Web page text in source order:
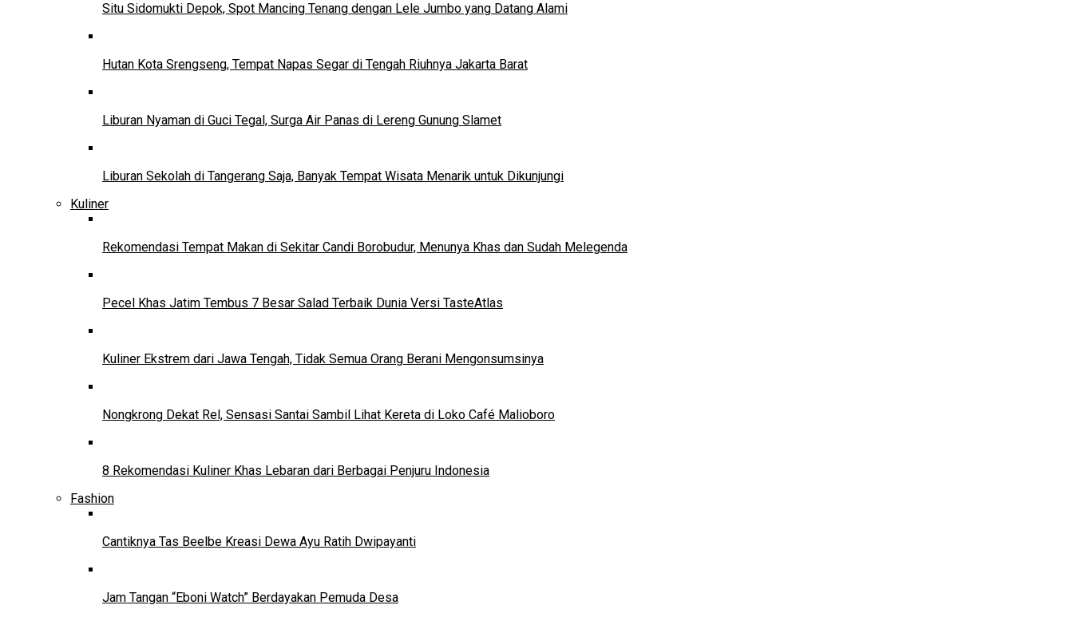
Situ Sidomukti Depok, Spot Mancing Tenang dengan Lele Jumbo yang Datang Alami
Hutan Kota Srengseng, Tempat Napas Segar di Tengah Riuhnya Jakarta Barat
Liburan Nyaman di Guci Tegal, Surga Air Panas di Lereng Gunung Slamet
Liburan Sekolah di Tangerang Saja, Banyak Tempat Wisata Menarik untuk Dikunjungi
Kuliner
Rekomendasi Tempat Makan di Sekitar Candi Borobudur, Menunya Khas dan Sudah Melegenda
Pecel Khas Jatim Tembus 7 Besar Salad Terbaik Dunia Versi TasteAtlas
Kuliner Ekstrem dari Jawa Tengah, Tidak Semua Orang Berani Mengonsumsinya
Nongkrong Dekat Rel, Sensasi Santai Sambil Lihat Kereta di Loko Café Malioboro
8 Rekomendasi Kuliner Khas Lebaran dari Berbagai Penjuru Indonesia
Fashion
Cantiknya Tas Beelbe Kreasi Dewa Ayu Ratih Dwipayanti
Jam Tangan “Eboni Watch” Berdayakan Pemuda Desa